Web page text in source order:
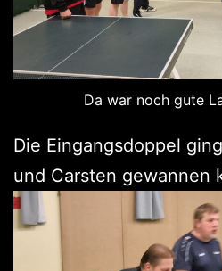
Da war noch gute
Die Eingangsdoppel
und Carsten gewannen